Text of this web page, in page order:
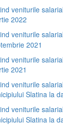
veniturile
2022
veniturile
2021
veniturile
2021
veniturile
Slatina la
veniturile
Slatina la